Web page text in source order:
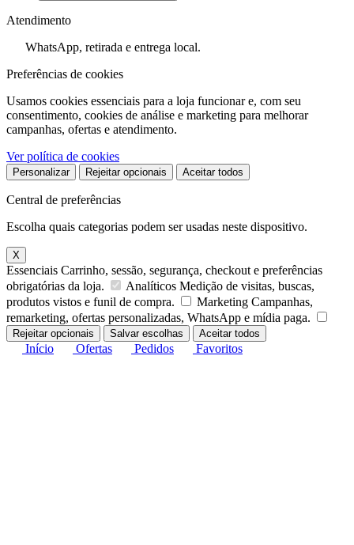
Atendimento
WhatsApp, retirada e entrega local.
Preferências de cookies
Usamos cookies essenciais para a loja funcionar e, com seu
consentimento, cookies de análise e marketing para melhorar
campanhas, ofertas e atendimento.
Ver política de cookies
Personalizar Rejeitar opcionais Aceitar todos
Central de preferências
Escolha quais categorias podem ser usadas neste dispositivo.
X
Essenciais Carrinho, sessão, segurança, checkout e preferências
obrigatórias da loja.
Analíticos Medição de visitas, buscas,
produtos vistos e funil de compra.
Marketing Campanhas,
remarketing, ofertas personalizadas, WhatsApp e mídia paga.
Rejeitar opcionais Salvar escolhas Aceitar todos
Início Ofertas Pedidos Favoritos